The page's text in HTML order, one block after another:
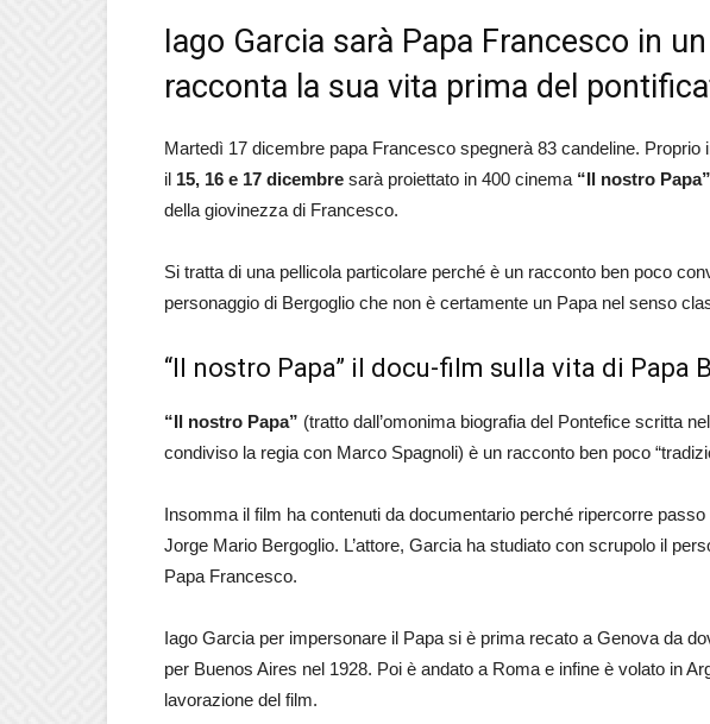
Iago Garcia sarà Papa Francesco in
racconta la sua vita prima del
Martedì 17 dicembre papa Francesco spegnerà 83 candeline. Proprio
il 15, 16 e 17 dicembre sarà proiettato in 400 cinema “Il nostro
della giovinezza di Francesco.
Si tratta di una pellicola particolare perché è un racconto ben poco
personaggio di Bergoglio che non è certamente un Papa nel senso
“Il nostro Papa” il docu-film sulla vita di Papa
“Il nostro Papa” (tratto dall’omonima biografia del Pontefice scritta
condiviso la regia con Marco Spagnoli) è un racconto ben poco
Insomma il film ha contenuti da documentario perché ripercorre
Jorge Mario Bergoglio. L’attore, Garcia ha studiato con scrupolo il
Papa Francesco.
Iago Garcia per impersonare il Papa si è prima recato a Genova da
per Buenos Aires nel 1928. Poi è andato a Roma e infine è volato in
lavorazione del film.